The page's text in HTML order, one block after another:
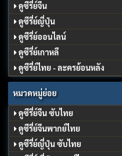
ดูซีรี่ย์จีน
ดูซีรี่ย์ญี่ปุ่น
ดูซีรี่ย์ออนไลน์
ดูซีรี่ย์เกาหลี
ดูซีรี่ย์ไทย - ละครย้อนหลัง
หมวดหมู่ย่อย
ดูซีรี่ย์จีน ซับไทย
ดูซีรี่ย์จีนพากย์ไทย
ดูซีรี่ย์ญี่ปุ่น ซับไทย